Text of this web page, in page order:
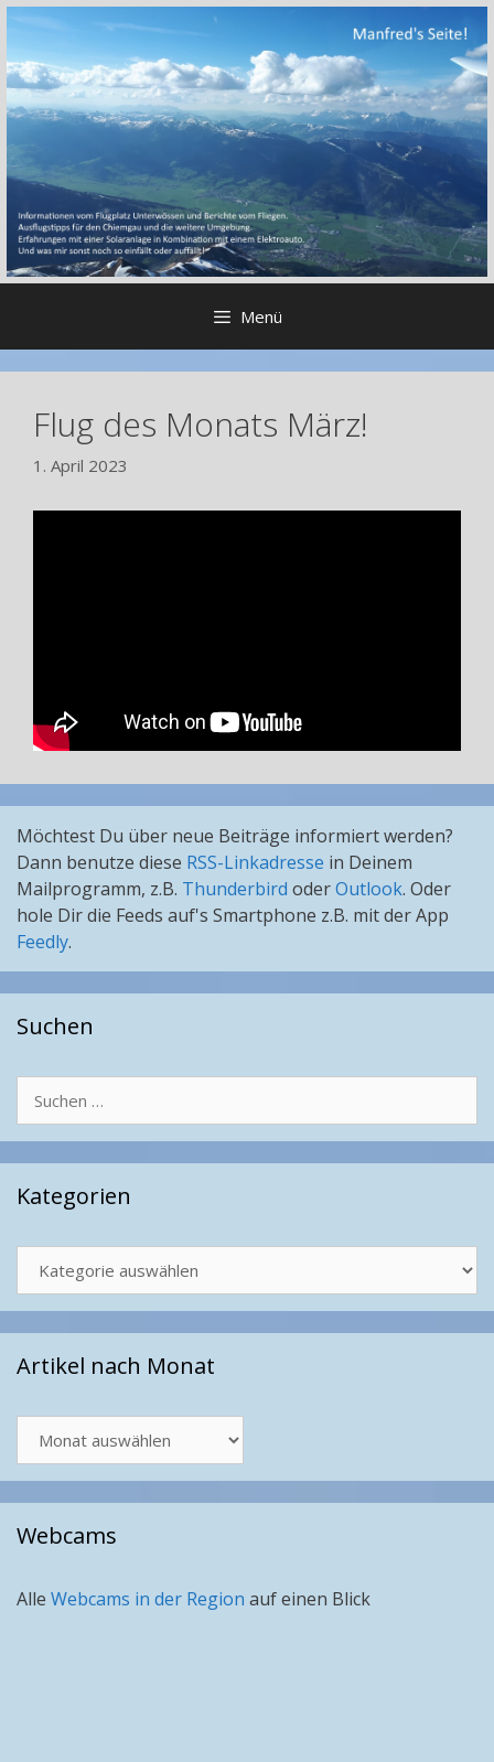
Zum
springen
Menü
Flug des Monats März!
1. April 2023
Möchtest Du über neue Beiträge informiert werden?
Dann benutze diese RSS-Linkadresse in Deinem
Mailprogramm, z.B. Thunderbird oderOutlook. Oder
hole Dir die Feeds auf's Smartphone z.B. mit der App
Feedly.
Suchen
nach:
Kategorien
Artikel nach Monat
nach
Monat
Webcams
Alle Webcams in der Region auf einen Blick